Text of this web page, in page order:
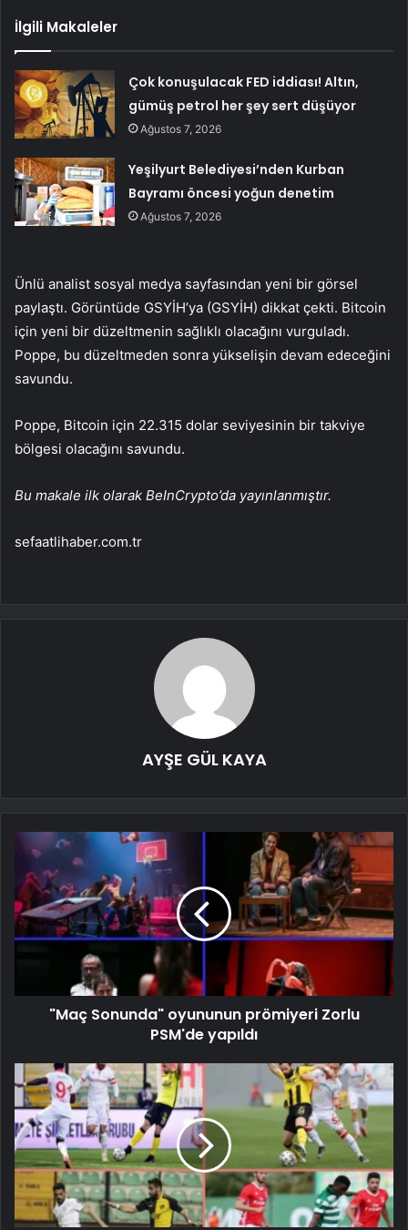
İlgili Makaleler
Çok konuşulacak FED iddiası! Altın,
gümüş petrol her şey sert düşüyor
Ağustos 7, 2026
Yeşilyurt Belediyesi’nden Kurban
Bayramı öncesi yoğun denetim
Ağustos 7, 2026
Ünlü analist sosyal medya sayfasından yeni bir görsel
paylaştı. Görüntüde GSYİH’ya (GSYİH) dikkat çekti. Bitcoin
için yeni bir düzeltmenin sağlıklı olacağını vurguladı.
Poppe, bu düzeltmeden sonra yükselişin devam edeceğini
savundu.
Poppe, Bitcoin için 22.315 dolar seviyesinin bir takviye
bölgesi olacağını savundu.
Bu makale ilk olarak BeInCrypto’da yayınlanmıştır.
sefaatlihaber.com.tr
AYŞE GÜL KAYA
"Maç Sonunda" oyununun prömiyeri Zorlu
PSM'de yapıldı